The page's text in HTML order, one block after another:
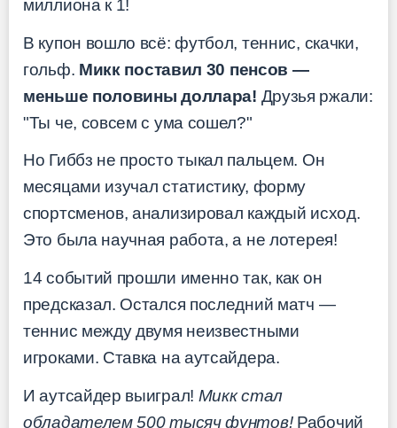
миллиона к 1!
В купон вошло всё: футбол, теннис, скачки,
гольф. Микк поставил 30 пенсов —
меньше половины доллара! Друзья ржали:
"Ты че, совсем с ума сошел?"
Но Гиббз не просто тыкал пальцем. Он
месяцами изучал статистику, форму
спортсменов, анализировал каждый исход.
Это была научная работа, а не лотерея!
14 событий прошли именно так, как он
предсказал. Остался последний матч —
теннис между двумя неизвестными
игроками. Ставка на аутсайдера.
И аутсайдер выиграл! Микк стал
обладателем 500 тысяч фунтов!Рабочий